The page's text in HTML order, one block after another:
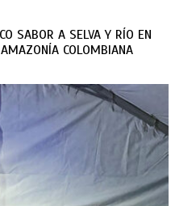
SABOR A SELVA Y RÍO EN
COLOMBIANA